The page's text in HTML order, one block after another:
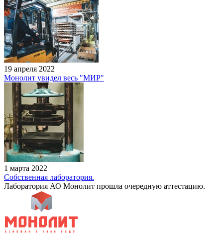
19 апреля 2022
Монолит увидел весь "МИР"
1 марта 2022
Собственная лаборатория.
Лаборатория АО Монолит прошла очередную аттестацию.